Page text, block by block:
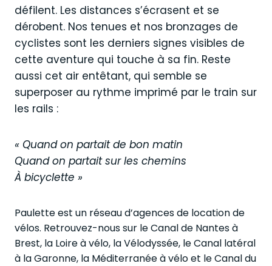
défilent. Les distances s’écrasent et se
dérobent. Nos tenues et nos bronzages de
cyclistes sont les derniers signes visibles de
cette aventure qui touche à sa fin. Reste
aussi cet air entêtant, qui semble se
superposer au rythme imprimé par le train sur
les rails :
« Quand on partait de bon matin
Quand on partait sur les chemins
À bicyclette »
Paulette est un réseau d’agences de location de
vélos. Retrouvez-nous sur le Canal de Nantes à
Brest, la Loire à vélo, la Vélodyssée, le Canal latéral
à la Garonne, la Méditerranée à vélo et le Canal du